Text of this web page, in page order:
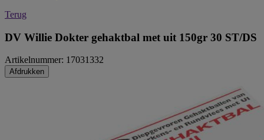
Terug
DV Willie Dokter gehaktbal met uit 150gr 30 ST/DS
Artikelnummer: 17031332
Afdrukken